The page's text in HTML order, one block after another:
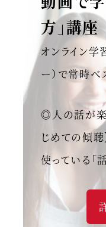
方」講座
オンライン学
ー）で常時ベ
◎人の話が楽
じめての傾
使っている「